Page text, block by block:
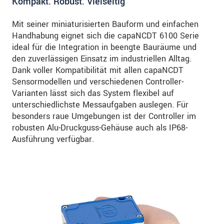
Mit seiner miniaturisierten Bauform und einfachen
Handhabung eignet sich die capaNCDT 6100 Serie
ideal für die Integration in beengte Bauräume und
den zuverlässigen Einsatz im industriellen Alltag.
Dank voller Kompatibilität mit allen capaNCDT
Sensormodellen und verschiedenen Controller-
Varianten lässt sich das System flexibel auf
unterschiedlichste Messaufgaben auslegen. Für
besonders raue Umgebungen ist der Controller im
robusten Alu-Druckguss-Gehäuse auch als IP68-
Ausführung verfügbar.